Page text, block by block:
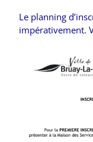
Le planning
impérativement.